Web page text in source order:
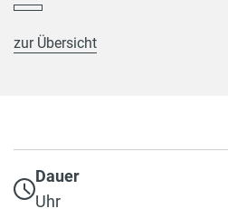
zur Übersicht
Dauer
Uhr